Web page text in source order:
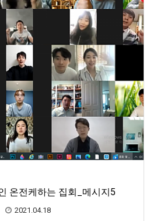
온전케하는 집회_메시지5
2021.04.18